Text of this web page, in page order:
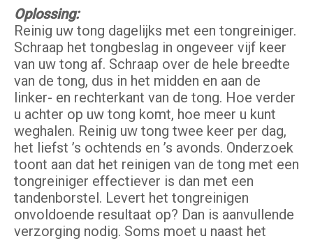
Oplossing:
Reinig uw tong dagelijks met een tongreiniger.
Schraap het tongbeslag in ongeveer vijf keer
van uw tong af. Schraap over de hele breedte
van de tong, dus in het midden en aan de
linker- en rechterkant van de tong. Hoe verder
u achter op uw tong komt, hoe meer u kunt
weghalen. Reinig uw tong twee keer per dag,
het liefst ’s ochtends en ’s avonds. Onderzoek
toont aan dat het reinigen van de tong met een
tongreiniger effectiever is dan met een
tandenborstel. Levert het tongreinigen
onvoldoende resultaat op? Dan is aanvullende
verzorging nodig. Soms moet u naast het